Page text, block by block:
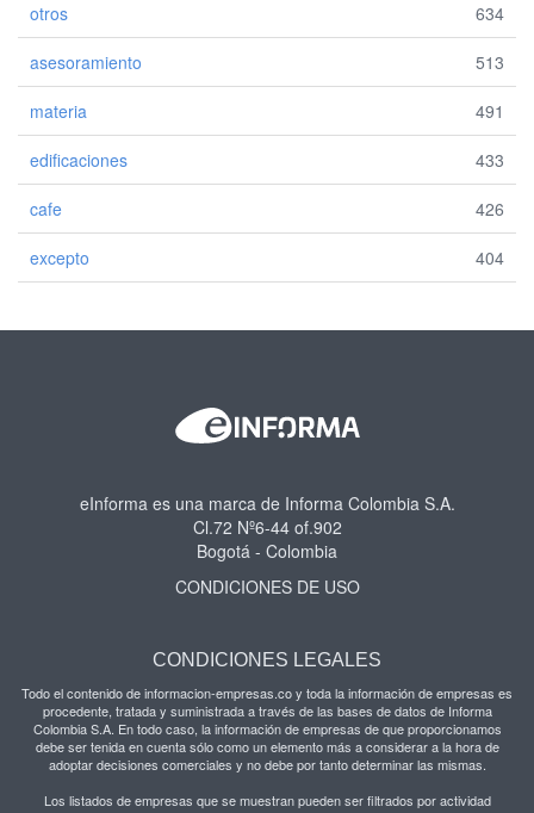
otros 634
asesoramiento 513
materia 491
edificaciones 433
cafe 426
excepto 404
eInforma es una marca de Informa Colombia S.A.
Cl.72 Nº6-44 of.902
Bogotá - Colombia
CONDICIONES DE USO
CONDICIONES LEGALES
Todo el contenido de informacion-empresas.co y toda la información de empresas es
procedente, tratada y suministrada a través de las bases de datos de Informa
Colombia S.A. En todo caso, la información de empresas de que proporcionamos
debe ser tenida en cuenta sólo como un elemento más a considerar a la hora de
adoptar decisiones comerciales y no debe por tanto determinar las mismas.
Los listados de empresas que se muestran pueden ser filtrados por actividad